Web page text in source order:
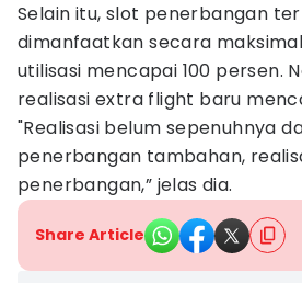
Selain itu, slot penerbangan
dimanfaatkan secara
utilisasi mencapai 100 persen.
realisasi extra flight baru
"Realisasi belum sepenuhnya
penerbangan tambahan,
penerbangan,” jelas dia.
Share Article